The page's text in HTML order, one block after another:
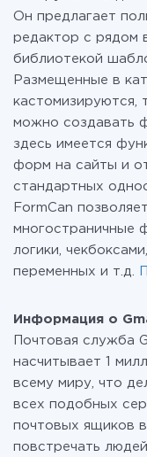
Он предлагает
редактор с рядом
библиотекой
Размещенные в
кастомизируются,
можно создавать
здесь имеется
форм на сайты и
стандартных
FormCan
многостраничные
логики,
переменных и т.д.
Информация о
Почтовая служба
насчитывает 1
всему миру, что
всех подобных
почтовых ящиков
повстречать